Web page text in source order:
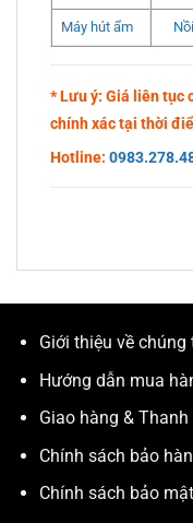
Máy hút ẩm
* Lưu ý: Giá liên tục
chính xác tại thời
Hotline:
Giới thiệu về chúng
Hướng dẫn mua
Giao hàng & Thanh
Chính sách bảo
Chính sách bảo